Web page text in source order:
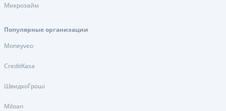
Микрозайм
Популярные организации
Moneyveo
CreditKasa
ШвидкоГроші
Miloan